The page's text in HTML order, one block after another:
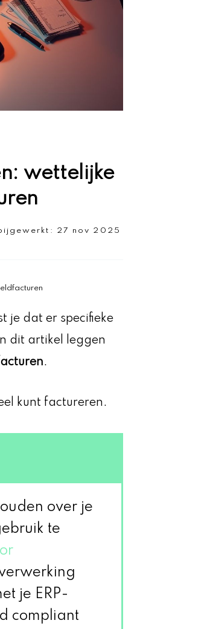
wettelijke
27 nov 2025
je dat er specifieke
dit artikel leggen
.
kunt factureren.
over je
te
je ERP-
compliant